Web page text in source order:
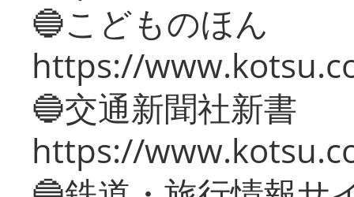
🔵こどものほん
https://
🔵交通新聞社新書
https://